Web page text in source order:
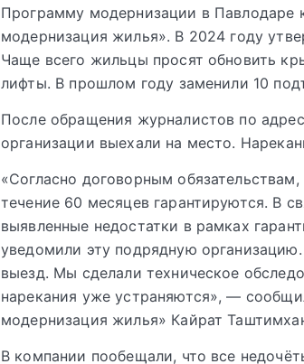
Программу модернизации в Павлодаре
модернизация жилья». В 2024 году
Чаще всего жильцы просят обновить
лифты. В прошлом году заменили 10
После обращения журналистов по
организации выехали на место.
«Согласно договорным
течение 60 месяцев гарантируются. В
выявленные недостатки в рамках
уведомили эту подрядную
выезд. Мы сделали техническое
нарекания уже устраняются», —
модернизация жилья» Кайрат
В компании пообещали, что все